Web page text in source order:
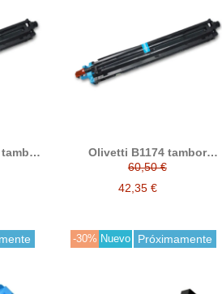
Olivetti B1174 tambor
compatible
60,50 €
42,35 €
-30% Nuevo Próximamente